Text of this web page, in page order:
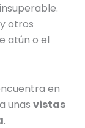
otros
atún o el
en
unasvistas
.